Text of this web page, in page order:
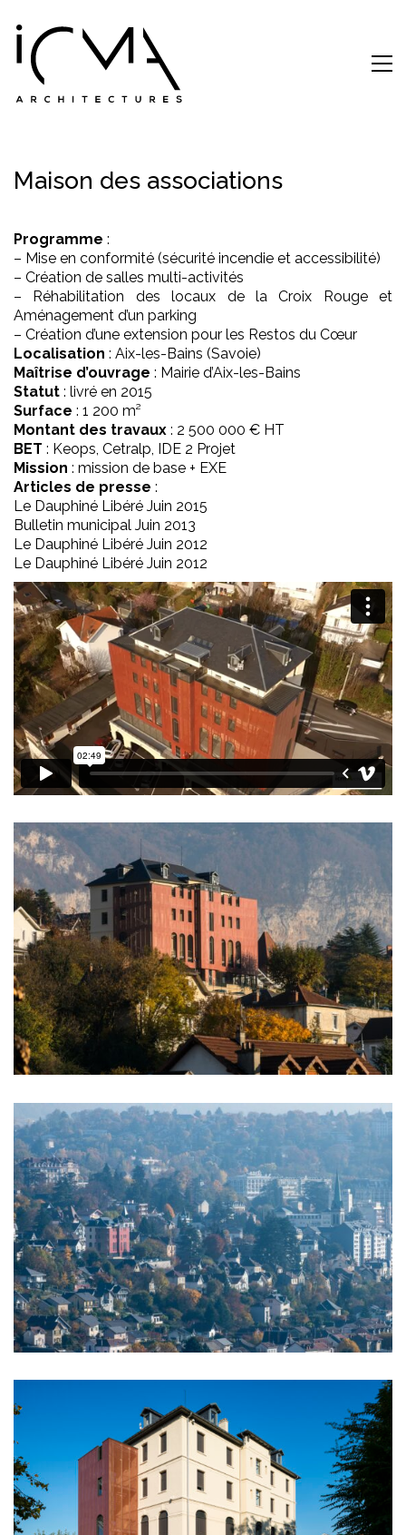
Maison des associations
Programme :
– Mise en conformité (sécurité incendie et accessibilité)
– Création de salles multi-activités
– Réhabilitation des locaux de la Croix Rouge et
Aménagement d’un parking
– Création d’une extension pour les Restos du Cœur
Localisation : Aix-les-Bains (Savoie)
Maîtrise d’ouvrage : Mairie d’Aix-les-Bains
Statut : livré en 2015
Surface : 1 200 m²
Montant des travaux : 2 500 000 € HT
BET : Keops, Cetralp, IDE 2 Projet
Mission : mission de base + EXE
Articles de presse :
Le Dauphiné Libéré Juin 2015
Bulletin municipal Juin 2013
Le Dauphiné Libéré Juin 2012
Le Dauphiné Libéré Juin 2012